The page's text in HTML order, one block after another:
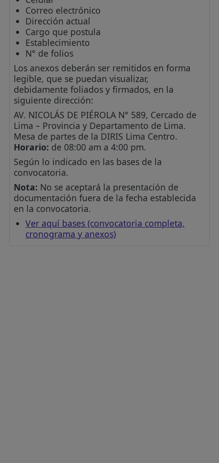
Correo electrónico
Dirección actual
Cargo que postula
Establecimiento
N° de folios
Los anexos deberán ser remitidos en forma
legible, que se puedan visualizar,
debidamente foliados y firmados, en la
siguiente dirección:
AV. NICOLÁS DE PIÉROLA N° 589, Cercado de
Lima – Provincia y Departamento de Lima.
Mesa de partes de la DIRIS Lima Centro.
Horario: de 08:00 am a 4:00 pm.
Según lo indicado en las bases de la
convocatoria.
Nota: No se aceptará la presentación de
documentación fuera de la fecha establecida
en la convocatoria.
Ver aquí bases (convocatoria completa,
cronograma y anexos)